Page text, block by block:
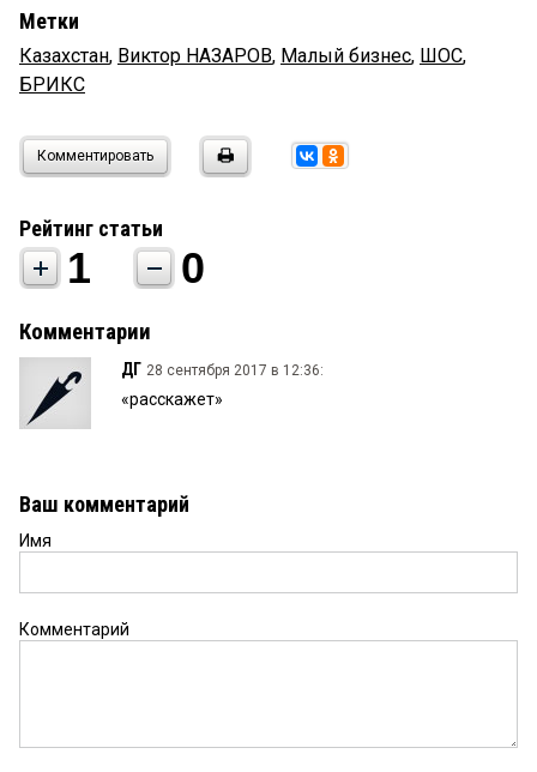
Метки
Казахстан, Виктор НАЗАРОВ, Малый бизнес, ШОС,
БРИКС
Комментировать
Рейтинг статьи
1 0
Комментарии
ДГ 28 сентября 2017 в 12:36:
«расскажет»
Ваш комментарий
Имя
Комментарий